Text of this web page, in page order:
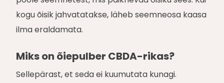
kogu õisik jahvatatakse, läheb seemneosa kaasa
ilma eraldamata.
Miks on õiepulber CBDA-rikas?
Sellepärast, et seda ei kuumutata kunagi.